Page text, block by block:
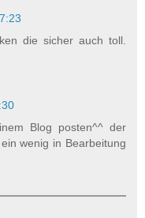
die sicher auch toll.
Blog posten^^ der
wenig in Bearbeitung